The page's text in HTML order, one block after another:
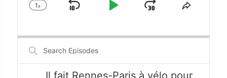
Change
1x
Skip
Play
JumpShare
Search
Episodes
Il fait Rennes-Paris à vélo pour